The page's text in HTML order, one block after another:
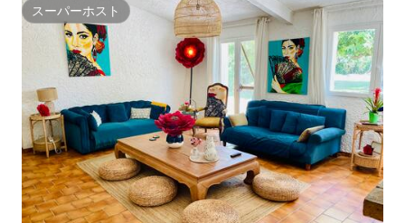
スーパーホスト
スーパーホスト